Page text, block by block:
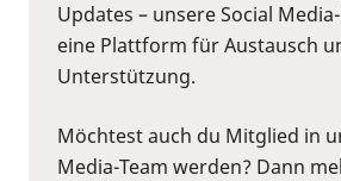
Updates – unsere Social
eine Plattform für Austausch
Unterstützung.
Möchtest auch du Mitglied in
Media-Team werden? Dann